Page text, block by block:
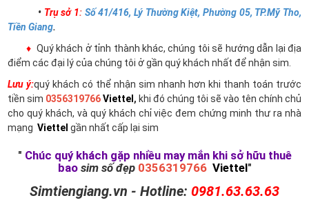
• Trụ sở 1: Số 41/416, Lý Thường Kiệt, Phường 05, TP.Mỹ Tho,
Tiền Giang.
♦ Quý khách ở tỉnh thành khác, chúng tôi sẽ hướng dẫn lại địa
điểm các đại lý của chúng tôi ở gần quý khách nhất để nhận sim.
Lưu ý:quý khách có thể nhận sim nhanh hơn khi thanh toán trước
tiền sim 0356319766Viettel , khi đó chúng tôi sẽ vào tên chính chủ
cho quý khách, và quý khách chỉ việc đem chứng minh thư ra nhà
mạng Viettel gần nhất cấp lại sim
" Chúc quý khách gặp nhiều may mắn khi sở hữu thuê
bao sim số đẹp 0356319766 Viettel"
Simtiengiang.vn - Hotline: 0981.63.63.63